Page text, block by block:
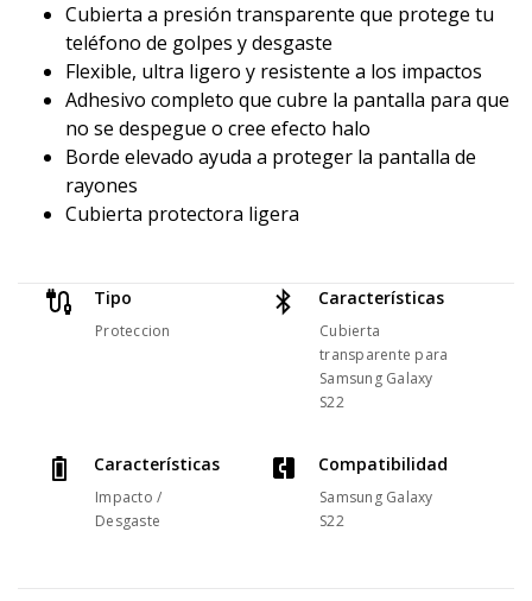
Cubierta a presión transparente que protege tu
teléfono de golpes y desgaste
Flexible, ultra ligero y resistente a los impactos
Adhesivo completo que cubre la pantalla para que
no se despegue o cree efecto halo
Borde elevado ayuda a proteger la pantalla de
rayones
Cubierta protectora ligera
Tipo
Proteccion
Características
Cubierta
transparente para
Samsung Galaxy
S22
Características
Impacto /
Desgaste
Compatibilidad
Samsung Galaxy
S22